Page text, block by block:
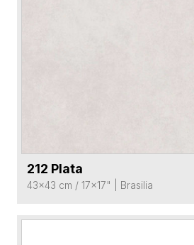
212 Plata
43x43 cm / 17x17" Brasilia